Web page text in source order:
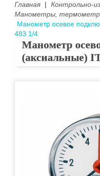
Главная | Контрольно-
Манометры,
Манометр осевое
483 1/4
Манометр
(аксиальные)